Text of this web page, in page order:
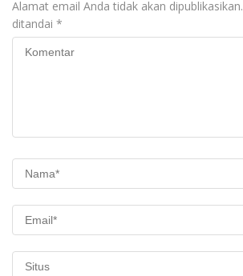
Alamat email Anda tidak akan dipublikasikan.
ditandai *